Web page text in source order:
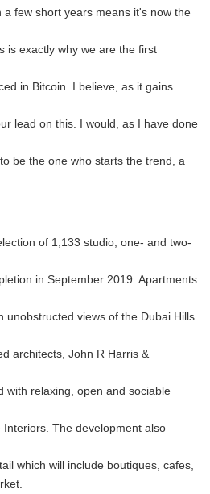
few short years means it's now the
is exactly why we are the first
in Bitcoin. I believe, as it gains
lead on this. I would, as I have done
be the one who starts the trend, a
of 1,133 studio, one- and two-
in September 2019. Apartments
unobstructed views of the Dubai Hills
architects, John R Harris &
with relaxing, open and sociable
The development also
which will include boutiques, cafes,